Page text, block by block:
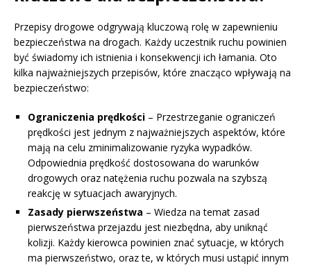
Przepisy drogowe odgrywają kluczową rolę w zapewnieniu
bezpieczeństwa na drogach. Każdy uczestnik ruchu powinien
być świadomy ich istnienia i konsekwencji ich łamania. Oto
kilka najważniejszych przepisów, które znacząco wpływają na
bezpieczeństwo:
Ograniczenia prędkości – Przestrzeganie ograniczeń
prędkości jest jednym z najważniejszych aspektów, które
mają na celu zminimalizowanie ryzyka wypadków.
Odpowiednia prędkość dostosowana do warunków
drogowych oraz natężenia ruchu pozwala na szybszą
reakcję w sytuacjach awaryjnych.
Zasady pierwszeństwa – Wiedza na temat zasad
pierwszeństwa przejazdu jest niezbędna, aby uniknąć
kolizji. Każdy kierowca powinien znać sytuacje, w których
ma pierwszeństwo, oraz te, w których musi ustąpić innym